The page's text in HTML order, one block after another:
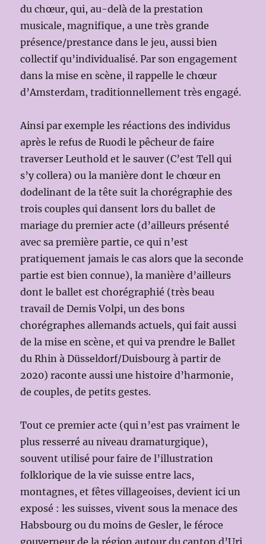
du chœur, qui, au-delà de la prestation
musicale, magnifique, a une très grande
présence/prestance dans le jeu, aussi bien
collectif qu’individualisé. Par son engagement
dans la mise en scène, il rappelle le chœur
d’Amsterdam, traditionnellement très engagé.
Ainsi par exemple les réactions des individus
après le refus de Ruodi le pêcheur de faire
traverser Leuthold et le sauver (C’est Tell qui
s’y collera) ou la manière dont le chœur en
dodelinant de la tête suit la chorégraphie des
trois couples qui dansent lors du ballet de
mariage du premier acte (d’ailleurs présenté
avec sa première partie, ce qui n’est
pratiquement jamais le cas alors que la seconde
partie est bien connue), la manière d’ailleurs
dont le ballet est chorégraphié (très beau
travail de Demis Volpi, un des bons
chorégraphes allemands actuels, qui fait aussi
de la mise en scène, et qui va prendre le Ballet
du Rhin à Düsseldorf/Duisbourg à partir de
2020) raconte aussi une histoire d’harmonie,
de couples, de petits gestes.
Tout ce premier acte (qui n’est pas vraiment le
plus resserré au niveau dramaturgique),
souvent utilisé pour faire de l’illustration
folklorique de la vie suisse entre lacs,
montagnes, et fêtes villageoises, devient ici un
exposé : les suisses, vivent sous la menace des
Habsbourg ou du moins de Gesler, le féroce